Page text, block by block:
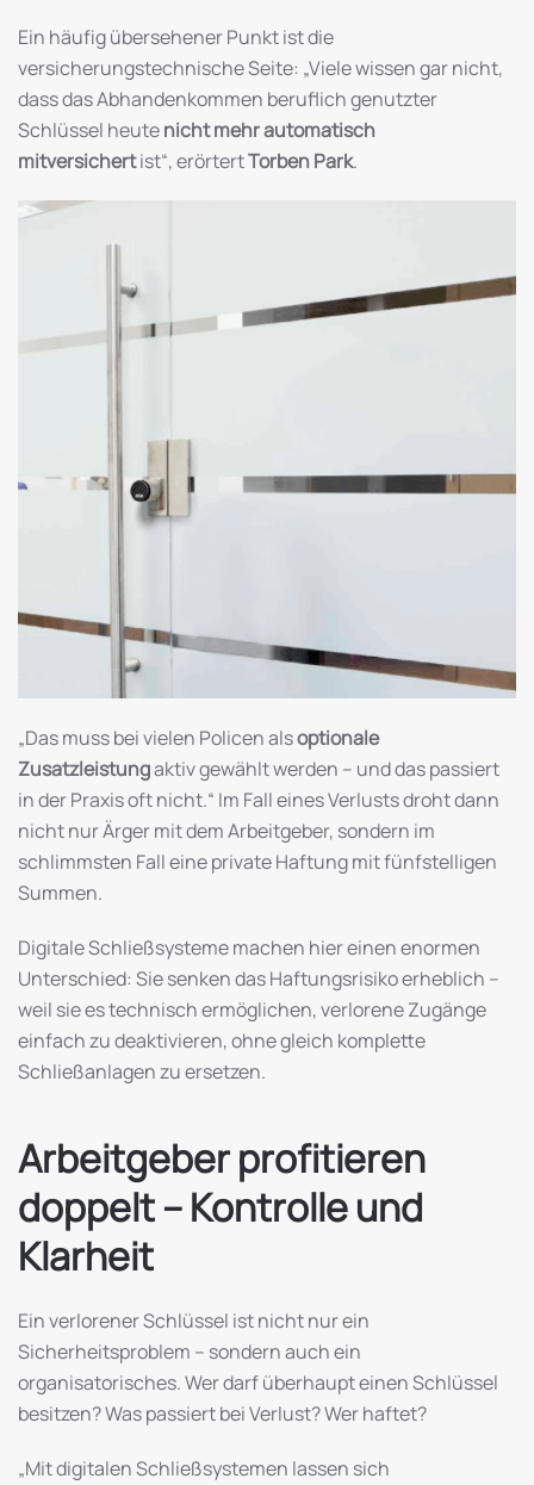
Ein häufig übersehener Punkt ist die
versicherungstechnische Seite: „Viele wissen gar nicht,
dass das Abhandenkommen beruflich genutzter
Schlüssel heutenicht mehr automatisch
mitversichertist“, erörtertTorben Park.
„Das muss bei vielen Policen alsoptionale
Zusatzleistungaktiv gewählt werden – und das passiert
in der Praxis oft nicht.“ Im Fall eines Verlusts droht dann
nicht nur Ärger mit dem Arbeitgeber, sondern im
schlimmsten Fall eine private Haftung mit fünfstelligen
Summen.
Digitale Schließsysteme machen hier einen enormen
Unterschied: Sie senken das Haftungsrisiko erheblich –
weil sie es technisch ermöglichen, verlorene Zugänge
einfach zu deaktivieren, ohne gleich komplette
Schließanlagen zu ersetzen.
Arbeitgeber profitieren
doppelt – Kontrolle und
Klarheit
Ein verlorener Schlüssel ist nicht nur ein
Sicherheitsproblem – sondern auch ein
organisatorisches. Wer darf überhaupt einen Schlüssel
besitzen? Was passiert bei Verlust? Wer haftet?
„Mit digitalen Schließsystemen lassen sich